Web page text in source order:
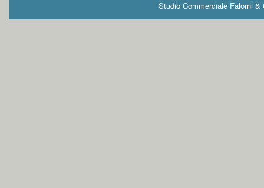
Studio Commerciale Falorni